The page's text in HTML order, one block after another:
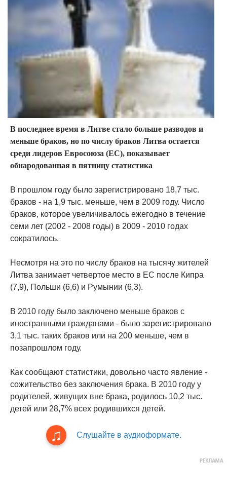
В последнее время в Литве стало больше разводов и
меньше браков, но по числу браков Литва остается
среди лидеров Евросоюза (ЕС), показывает
обнародованная в пятницу статистика
В прошлом году было зарегистрировано 18,7 тыс.
браков - на 1,9 тыс. меньше, чем в 2009 году. Число
браков, которое увеличивалось ежегодно в течение
семи лет (2002 - 2008 годы) в 2009 - 2010 годах
сократилось.
Несмотря на это по числу браков на тысячу жителей
Литва занимает четвертое место в ЕС после Кипра
(7,9), Польши (6,6) и Румынии (6,3).
В 2010 году было заключено меньше браков с
иностранными гражданами - было зарегистрировано
3,1 тыс. таких браков или на 200 меньше, чем в
позапрошлом году.
Как сообщают статистики, довольно часто явление -
сожительство без заключения брака. В 2010 году у
родителей, живущих вне брака, родилось 10,2 тыс.
детей или 28,7% всех родившихся детей.
Слушайте в аудиоформате.